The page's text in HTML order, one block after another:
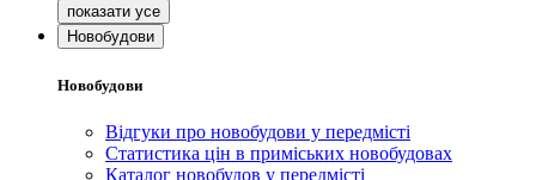
Новобудови
Новобудови
Відгуки про новобудови у передмісті
Статистика цін в приміських новобудовах
Каталог новобудов у передмісті